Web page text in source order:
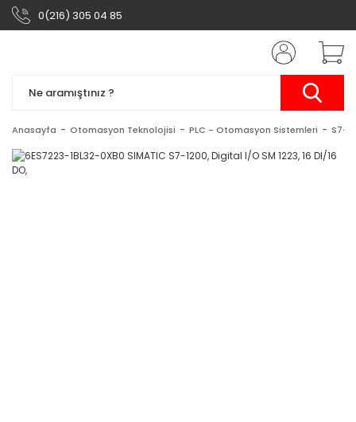
0(216) 305 04 85
Anasayfa Otomasyon Teknolojisi PLC - Otomasyon Sistemleri S7-